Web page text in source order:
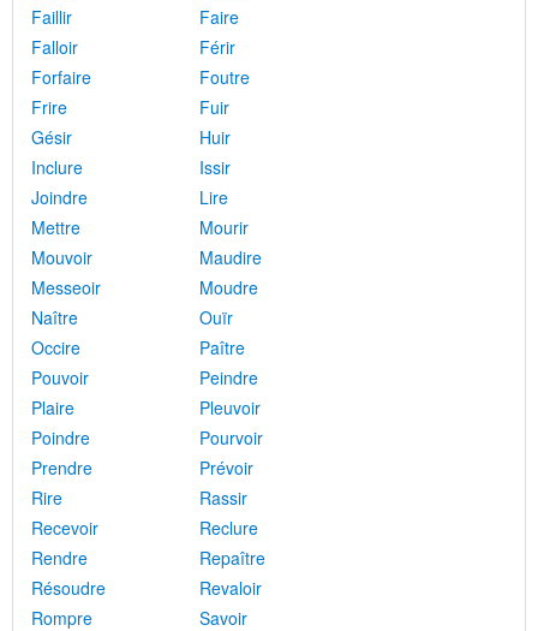
Faillir
Faire
Falloir
Férir
Forfaire
Foutre
Frire
Fuir
Gésir
Huir
Inclure
Issir
Joindre
Lire
Mettre
Mourir
Mouvoir
Maudire
Messeoir
Moudre
Naître
Ouïr
Occire
Paître
Pouvoir
Peindre
Plaire
Pleuvoir
Poindre
Pourvoir
Prendre
Prévoir
Rire
Rassir
Recevoir
Reclure
Rendre
Repaître
Résoudre
Revaloir
Rompre
Savoir